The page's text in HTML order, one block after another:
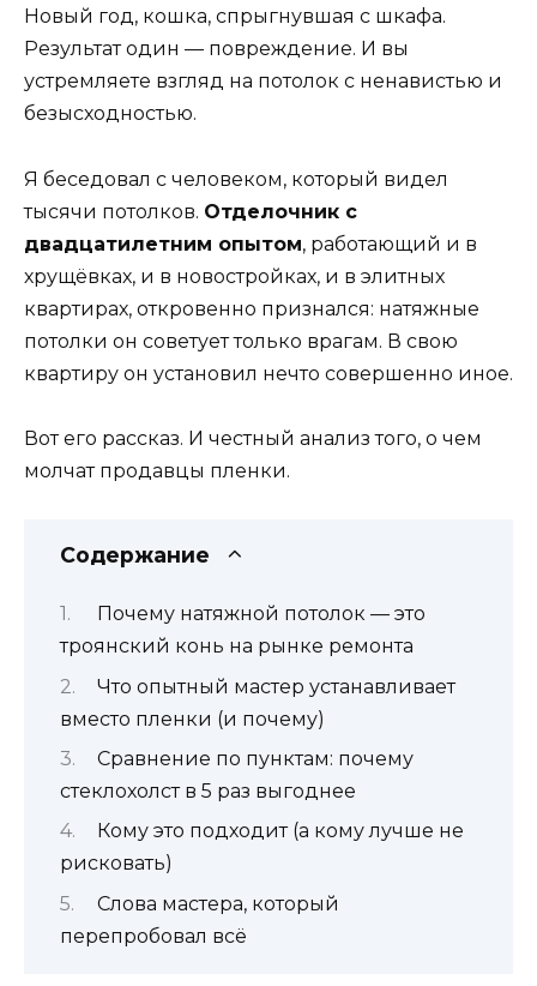
Новый год, кошка, спрыгнувшая с шкафа.
Результат один — повреждение. И вы
устремляете взгляд на потолок с ненавистью и
безысходностью.
Я беседовал с человеком, который видел
тысячи потолков. Отделочник с
двадцатилетним опытом, работающий и в
хрущёвках, и в новостройках, и в элитных
квартирах, откровенно признался: натяжные
потолки он советует только врагам. В свою
квартиру он установил нечто совершенно иное.
Вот его рассказ. И честный анализ того, о чем
молчат продавцы пленки.
Содержание
Почему натяжной потолок — это
троянский конь на рынке ремонта
Что опытный мастер устанавливает
вместо пленки (и почему)
Сравнение по пунктам: почему
стеклохолст в 5 раз выгоднее
Кому это подходит (а кому лучше не
рисковать)
Слова мастера, который
перепробовал всё